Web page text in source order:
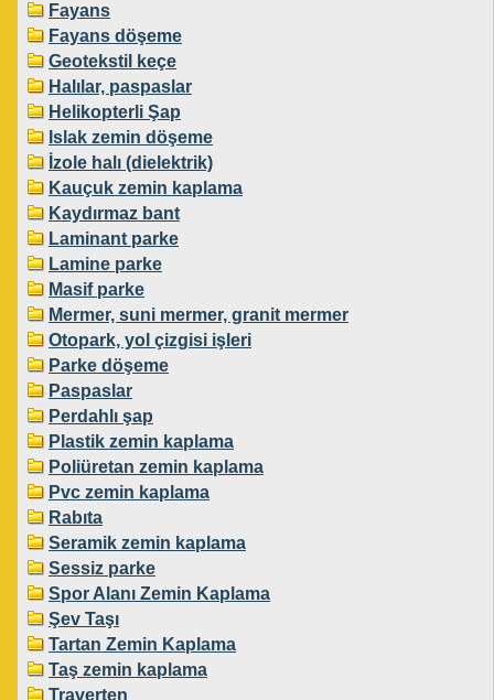
Fayans
Fayans döşeme
Geotekstil keçe
Halılar, paspaslar
Helikopterli Şap
Islak zemin döşeme
İzole halı (dielektrik)
Kauçuk zemin kaplama
Kaydırmaz bant
Laminant parke
Lamine parke
Masif parke
Mermer, suni mermer, granit mermer
Otopark, yol çizgisi işleri
Parke döşeme
Paspaslar
Perdahlı şap
Plastik zemin kaplama
Poliüretan zemin kaplama
Pvc zemin kaplama
Rabıta
Seramik zemin kaplama
Sessiz parke
Spor Alanı Zemin Kaplama
Şev Taşı
Tartan Zemin Kaplama
Taş zemin kaplama
Traverten